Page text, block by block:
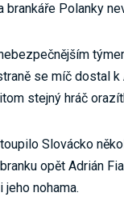
brankáře Polanky
se míč dostal
stejný hráč
Slovácko
opět Adrián
nohama.